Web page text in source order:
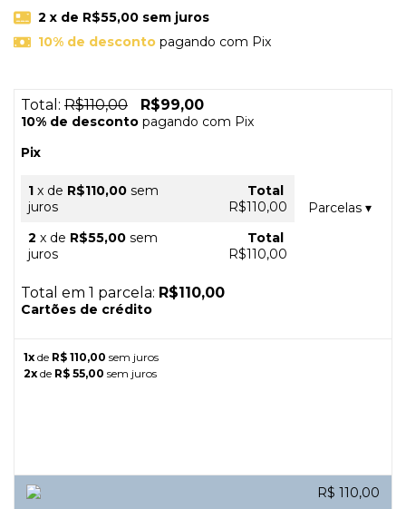
2 x de R$55,00 sem juros
10% de descontopagando com Pix
Total: R$110,00 R$99,00
10% de desconto pagando com Pix
Pix
1 x de R$110,00 sem
juros
Total
R$110,00
2 x de R$55,00 sem
juros
Total
R$110,00
Total em 1 parcela: R$110,00
Cartões de crédito
Parcelas ▾
1x de R$ 110,00 sem juros
2x de R$ 55,00 sem juros
R$ 110,00